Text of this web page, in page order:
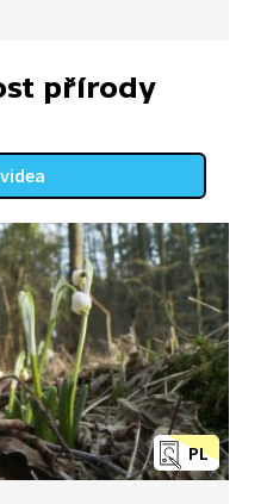
v záchranné stanici
přírody
PL